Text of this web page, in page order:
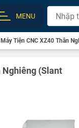
MENU
Máy Tiện CNC XZ40 Thân
Nghiêng (Slant